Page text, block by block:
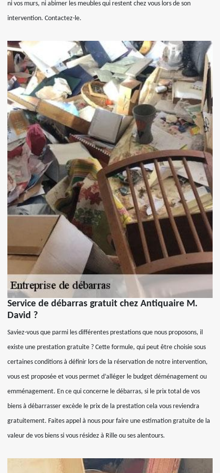
ni vos murs, ni abimer les meubles qui restent chez vous lors de son
intervention. Contactez-le.
Service de débarras gratuit chez Antiquaire M.
David ?
Saviez-vous que parmi les différentes prestations que nous proposons, il
existe une prestation gratuite ? Cette formule, qui peut être choisie sous
certaines conditions à définir lors de la réservation de notre intervention,
vous est proposée et vous permet d’alléger le budget déménagement ou
emménagement. En ce qui concerne le débarras, si le prix total de vos
biens à débarrasser excède le prix de la prestation cela vous reviendra
gratuitement. Faites appel à nous pour faire une estimation gratuite de la
valeur de vos biens si vous résidez à Rille ou ses alentours.